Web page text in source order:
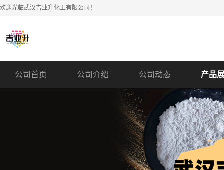
欢迎光临武汉吉业升化工有限公司！
公司首页 公司介绍 公司动态 产品